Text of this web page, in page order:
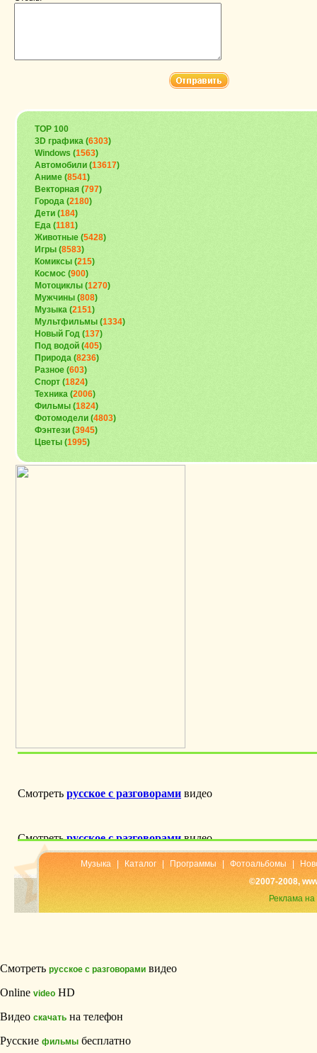
TOP 100
3D графика (6303)
Windows (1563)
Автомобили (13617)
Аниме (8541)
Векторная (797)
Города (2180)
Дети (184)
Еда (1181)
Животные (5428)
Игры (8583)
Комиксы (215)
Космос (900)
Мотоциклы (1270)
Мужчины (808)
Музыка (2151)
Мультфильмы (1334)
Новый Год (137)
Под водой (405)
Природа (8236)
Разное (603)
Спорт (1824)
Техника (2006)
Фильмы (1824)
Фотомодели (4803)
Фэнтези (3945)
Цветы (1995)
Музыка Каталог Программы Фотоальбомы
©2007-2008,
Реклама
Смотреть русское с разговорами видео
Online video HD
Видео скачать на телефон
Русские фильмы бесплатно